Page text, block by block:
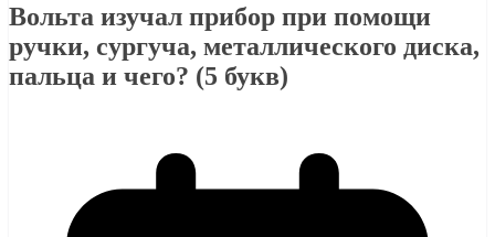
Вольта изучал прибор при помощи
ручки, сургуча, металлического диска,
пальца и чего? (5 букв)